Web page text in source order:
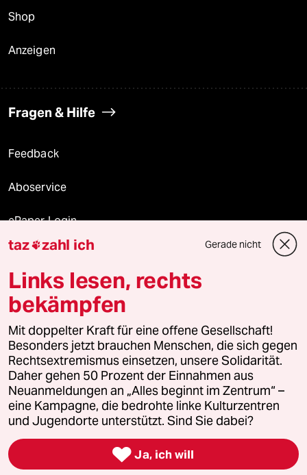
Shop
Anzeigen
Fragen & Hilfe
Feedback
Aboservice
ePaper Login
Downloads für Abonnierende
© 2026 taz Verlags und Vertriebs GmbH
Alle Rechte vorbehalten. Bei rechtlichen Fragen oder für Genehmigungen
wenden Sie sich bitte an lizenzen@taz.de
Feedback Redaktionsstatut Kommune-Richtlinien
Leitlinie Informant Datenschutz Impressum AGB
Seitenwende Einwilligungen widerrufen (Ads)
taz zahl ich Gerade nicht
Links lesen, rechts
bekämpfen
Mit doppelter Kraft für eine offene Gesellschaft!
Besonders jetzt brauchen Menschen, die sich gegen
Rechtsextremismus einsetzen, unsere Solidarität.
Daher gehen 50 Prozent der Einnahmen aus
Neuanmeldungen an „Alles beginnt im Zentrum“ –
eine Kampagne, die bedrohte linke Kulturzentren
und Jugendorte unterstützt. Sind Sie dabei?
 Ja, ich will